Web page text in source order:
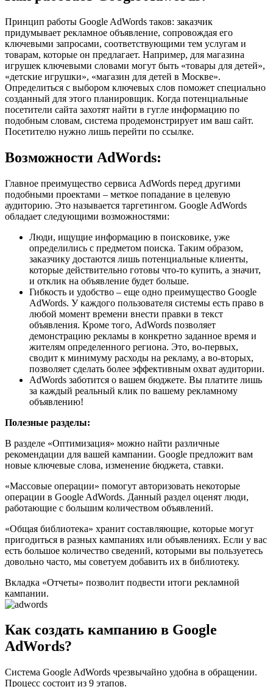
Принцип работы Google AdWords таков: заказчик
придумывает рекламное объявление, сопровождая его
ключевыми запросами, соответствующими тем услугам и
товарам, которые он предлагает. Например, для магазина
игрушек ключевыми словами могут быть «товары для детей»,
«детские игрушки», «магазин для детей в Москве».
Определиться с выбором ключевых слов поможет специально
созданный для этого планировщик. Когда потенциальные
посетители сайта захотят найти в гугле информацию по
подобным словам, система продемонстрирует им ваш сайт.
Посетителю нужно лишь перейти по ссылке.
Возможности АdWords:
Главное преимущество сервиса AdWords перед другими
подобными проектами – меткое попадание в целевую
аудиторию. Это называется таргетингом. Google AdWords
обладает следующими возможностями:
Люди, ищущие информацию в поисковике, уже
определились с предметом поиска. Таким образом,
заказчику достаются лишь потенциальные клиенты,
которые действительно готовы что-то купить, а значит,
и отклик на объявление будет больше.
Гибкость и удобство – еще одно преимущество Google
AdWords. У каждого пользователя системы есть право в
любой момент времени внести правки в текст
объявления. Кроме того, AdWords позволяет
демонстрацию рекламы в конкретно заданное время и
жителям определенного региона. Это, во-первых,
сводит к минимуму расходы на рекламу, а во-вторых,
позволяет сделать более эффективным охват аудитории.
AdWords заботится о вашем бюджете. Вы платите лишь
за каждый реальный клик по вашему рекламному
объявлению!
Полезные разделы:
В разделе «Оптимизация» можно найти различные
рекомендации для вашей кампании. Google предложит вам
новые ключевые слова, изменение бюджета, ставки.
«Массовые операции» помогут авторизовать некоторые
операции в Google AdWords. Данный раздел оценят люди,
работающие с большим количеством объявлений.
«Общая библиотека» хранит составляющие, которые могут
пригодиться в разных кампаниях или объявлениях. Если у вас
есть большое количество сведений, которыми вы пользуетесь
довольно часто, мы советуем добавить их в библиотеку.
Вкладка «Отчеты» позволит подвести итоги рекламной
кампании.
Как создать кампанию в Google
AdWords?
Система Google AdWords чрезвычайно удобна в обращении.
Процесс состоит из 9 этапов.